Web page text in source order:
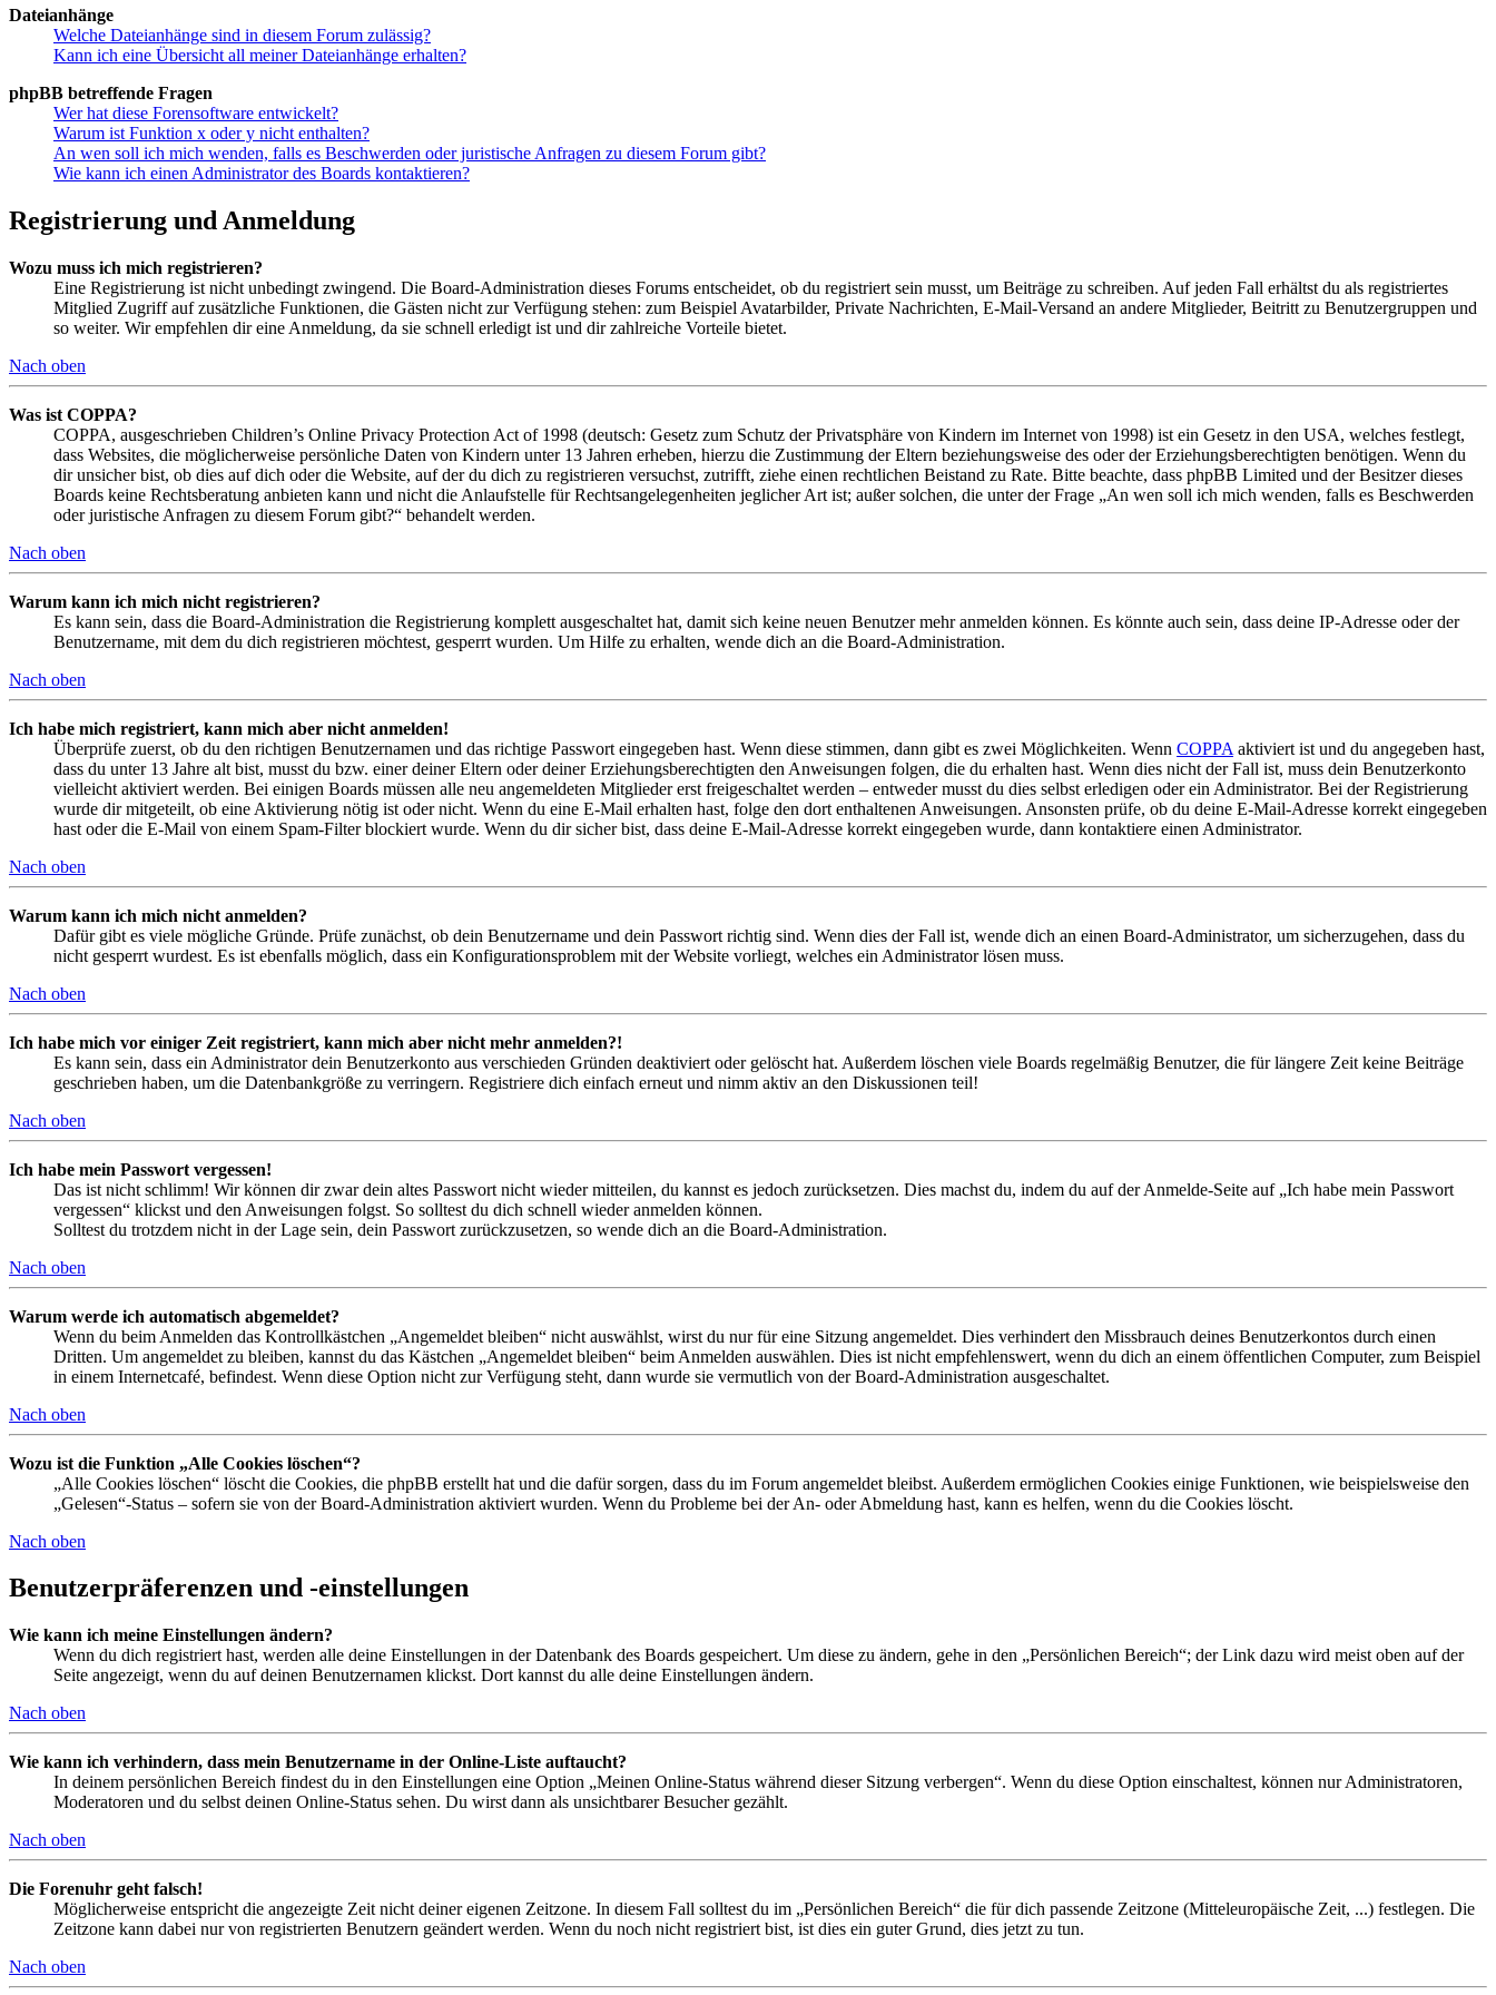
Dateianhänge
Welche Dateianhänge sind in diesem Forum zulässig?
Kann ich eine Übersicht all meiner Dateianhänge erhalten?
phpBB betreffende Fragen
Wer hat diese Forensoftware entwickelt?
Warum ist Funktion x oder y nicht enthalten?
An wen soll ich mich wenden, falls es Beschwerden oder juristische Anfragen zu diesem Forum gibt?
Wie kann ich einen Administrator des Boards kontaktieren?
Registrierung und Anmeldung
Wozu muss ich mich registrieren?
Eine Registrierung ist nicht unbedingt zwingend. Die Board-Administration dieses Forums entscheidet, ob du registriert sein musst, um Beiträge zu schreiben. Auf jeden Fall erhältst du als registriertes
Mitglied Zugriff auf zusätzliche Funktionen, die Gästen nicht zur Verfügung stehen: zum Beispiel Avatarbilder, Private Nachrichten, E-Mail-Versand an andere Mitglieder, Beitritt zu Benutzergruppen und
so weiter. Wir empfehlen dir eine Anmeldung, da sie schnell erledigt ist und dir zahlreiche Vorteile bietet.
Nach oben
Was ist COPPA?
COPPA, ausgeschrieben Children’s Online Privacy Protection Act of 1998 (deutsch: Gesetz zum Schutz der Privatsphäre von Kindern im Internet von 1998) ist ein Gesetz in den USA, welches festlegt,
dass Websites, die möglicherweise persönliche Daten von Kindern unter 13 Jahren erheben, hierzu die Zustimmung der Eltern beziehungsweise des oder der Erziehungsberechtigten benötigen. Wenn du
dir unsicher bist, ob dies auf dich oder die Website, auf der du dich zu registrieren versuchst, zutrifft, ziehe einen rechtlichen Beistand zu Rate. Bitte beachte, dass phpBB Limited und der Besitzer dieses
Boards keine Rechtsberatung anbieten kann und nicht die Anlaufstelle für Rechtsangelegenheiten jeglicher Art ist; außer solchen, die unter der Frage „An wen soll ich mich wenden, falls es Beschwerden
oder juristische Anfragen zu diesem Forum gibt?“ behandelt werden.
Nach oben
Warum kann ich mich nicht registrieren?
Es kann sein, dass die Board-Administration die Registrierung komplett ausgeschaltet hat, damit sich keine neuen Benutzer mehr anmelden können. Es könnte auch sein, dass deine IP-Adresse oder der
Benutzername, mit dem du dich registrieren möchtest, gesperrt wurden. Um Hilfe zu erhalten, wende dich an die Board-Administration.
Nach oben
Ich habe mich registriert, kann mich aber nicht anmelden!
Überprüfe zuerst, ob du den richtigen Benutzernamen und das richtige Passwort eingegeben hast. Wenn diese stimmen, dann gibt es zwei Möglichkeiten. Wenn COPPA aktiviert ist und du angegeben hast,
dass du unter 13 Jahre alt bist, musst du bzw. einer deiner Eltern oder deiner Erziehungsberechtigten den Anweisungen folgen, die du erhalten hast. Wenn dies nicht der Fall ist, muss dein Benutzerkonto
vielleicht aktiviert werden. Bei einigen Boards müssen alle neu angemeldeten Mitglieder erst freigeschaltet werden – entweder musst du dies selbst erledigen oder ein Administrator. Bei der Registrierung
wurde dir mitgeteilt, ob eine Aktivierung nötig ist oder nicht. Wenn du eine E-Mail erhalten hast, folge den dort enthaltenen Anweisungen. Ansonsten prüfe, ob du deine E-Mail-Adresse korrekt eingegeben
hast oder die E-Mail von einem Spam-Filter blockiert wurde. Wenn du dir sicher bist, dass deine E-Mail-Adresse korrekt eingegeben wurde, dann kontaktiere einen Administrator.
Nach oben
Warum kann ich mich nicht anmelden?
Dafür gibt es viele mögliche Gründe. Prüfe zunächst, ob dein Benutzername und dein Passwort richtig sind. Wenn dies der Fall ist, wende dich an einen Board-Administrator, um sicherzugehen, dass du
nicht gesperrt wurdest. Es ist ebenfalls möglich, dass ein Konfigurationsproblem mit der Website vorliegt, welches ein Administrator lösen muss.
Nach oben
Ich habe mich vor einiger Zeit registriert, kann mich aber nicht mehr anmelden?!
Es kann sein, dass ein Administrator dein Benutzerkonto aus verschieden Gründen deaktiviert oder gelöscht hat. Außerdem löschen viele Boards regelmäßig Benutzer, die für längere Zeit keine Beiträge
geschrieben haben, um die Datenbankgröße zu verringern. Registriere dich einfach erneut und nimm aktiv an den Diskussionen teil!
Nach oben
Ich habe mein Passwort vergessen!
Das ist nicht schlimm! Wir können dir zwar dein altes Passwort nicht wieder mitteilen, du kannst es jedoch zurücksetzen. Dies machst du, indem du auf der Anmelde-Seite auf „Ich habe mein Passwort
vergessen“ klickst und den Anweisungen folgst. So solltest du dich schnell wieder anmelden können.
Solltest du trotzdem nicht in der Lage sein, dein Passwort zurückzusetzen, so wende dich an die Board-Administration.
Nach oben
Warum werde ich automatisch abgemeldet?
Wenn du beim Anmelden das Kontrollkästchen „Angemeldet bleiben“ nicht auswählst, wirst du nur für eine Sitzung angemeldet. Dies verhindert den Missbrauch deines Benutzerkontos durch einen
Dritten. Um angemeldet zu bleiben, kannst du das Kästchen „Angemeldet bleiben“ beim Anmelden auswählen. Dies ist nicht empfehlenswert, wenn du dich an einem öffentlichen Computer, zum Beispiel
in einem Internetcafé, befindest. Wenn diese Option nicht zur Verfügung steht, dann wurde sie vermutlich von der Board-Administration ausgeschaltet.
Nach oben
Wozu ist die Funktion „Alle Cookies löschen“?
„Alle Cookies löschen“ löscht die Cookies, die phpBB erstellt hat und die dafür sorgen, dass du im Forum angemeldet bleibst. Außerdem ermöglichen Cookies einige Funktionen, wie beispielsweise den
„Gelesen“-Status – sofern sie von der Board-Administration aktiviert wurden. Wenn du Probleme bei der An- oder Abmeldung hast, kann es helfen, wenn du die Cookies löscht.
Nach oben
Benutzerpräferenzen und -einstellungen
Wie kann ich meine Einstellungen ändern?
Wenn du dich registriert hast, werden alle deine Einstellungen in der Datenbank des Boards gespeichert. Um diese zu ändern, gehe in den „Persönlichen Bereich“; der Link dazu wird meist oben auf der
Seite angezeigt, wenn du auf deinen Benutzernamen klickst. Dort kannst du alle deine Einstellungen ändern.
Nach oben
Wie kann ich verhindern, dass mein Benutzername in der Online-Liste auftaucht?
In deinem persönlichen Bereich findest du in den Einstellungen eine Option „Meinen Online-Status während dieser Sitzung verbergen“. Wenn du diese Option einschaltest, können nur Administratoren,
Moderatoren und du selbst deinen Online-Status sehen. Du wirst dann als unsichtbarer Besucher gezählt.
Nach oben
Die Forenuhr geht falsch!
Möglicherweise entspricht die angezeigte Zeit nicht deiner eigenen Zeitzone. In diesem Fall solltest du im „Persönlichen Bereich“ die für dich passende Zeitzone (Mitteleuropäische Zeit, ...) festlegen. Die
Zeitzone kann dabei nur von registrierten Benutzern geändert werden. Wenn du noch nicht registriert bist, ist dies ein guter Grund, dies jetzt zu tun.
Nach oben